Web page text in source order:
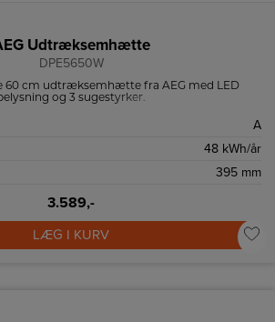
Udtræksemhætte
DPE5650W
60 cm udtræksemhætte fra AEG med LED
og 3 sugestyrker.
A
48 kWh/år
395 mm
3.589,-
LÆG I KURV